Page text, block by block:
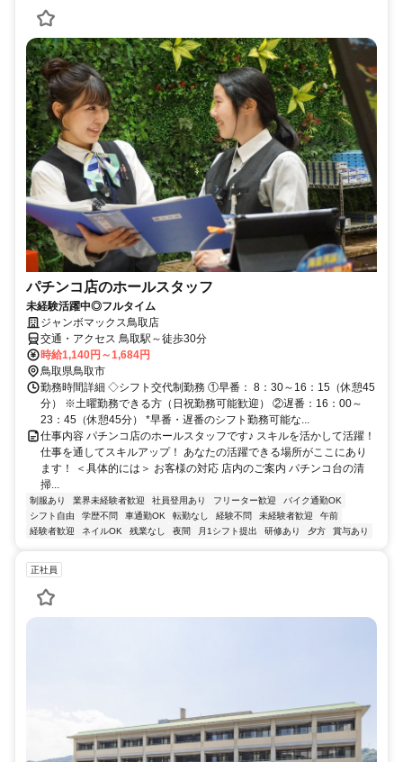
パチンコ店のホールスタッフ
未経験活躍中◎フルタイム
ジャンボマックス鳥取店
交通・アクセス 鳥取駅～徒歩30分
時給1,140円～1,684円
鳥取県鳥取市
勤務時間詳細 ◇シフト交代制勤務 ①早番： 8：30～16：15（休憩45
分） ※土曜勤務できる方（日祝勤務可能歓迎） ②遅番：16：00～
23：45（休憩45分） *早番・遅番のシフト勤務可能な...
仕事内容 パチンコ店のホールスタッフです♪ スキルを活かして活躍！
仕事を通してスキルアップ！ あなたの活躍できる場所がここにあり
ます！ ＜具体的には＞ お客様の対応 店内のご案内 パチンコ台の清
掃...
制服あり 業界未経験者歓迎 社員登用あり フリーター歓迎
バイク通勤OK
シフト自由
学歴不問 車通勤OK 転勤なし 経験不問 未経験者歓迎
午前
経験者歓迎
ネイルOK 残業なし 夜間 月1シフト提出 研修あり 夕方 賞与あり
正社員